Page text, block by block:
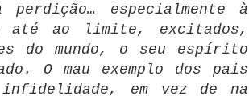
especialmente à
até ao limite, excitados,
do mundo, o seu espírito
O mau exemplo dos pais
em vez de na